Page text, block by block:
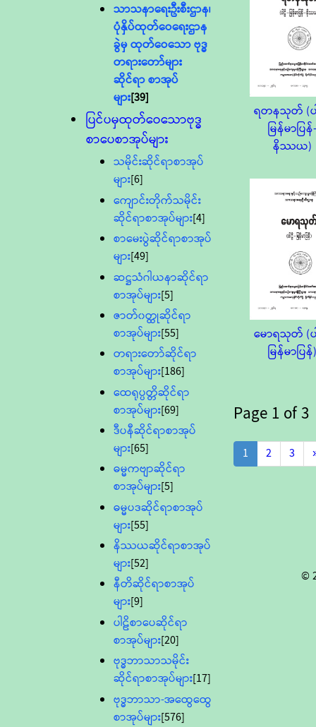
သာသနာရေးဦးစီးဌာန၊
ပုံနှိပ်ထုတ်ဝေရေးဌာန
ခွဲမှ ထုတ်ဝေသော ဗုဒ္ဓ
တရားတော်များ
ဆိုင်ရာ စာအုပ်
များ[39]
ပြင်ပမှထုတ်ဝေသောဗုဒ္ဓ
စာပေစာအုပ်များ
သမိုင်းဆိုင်ရာစာအုပ်
များ[6]
ကျောင်းတိုက်သမိုင်း
ဆိုင်ရာစာအုပ်များ[4]
စာမေးပွဲဆိုင်ရာစာအုပ်
များ[49]
ဆဋ္ဌသံဂါယနာဆိုင်ရာ
စာအုပ်များ[5]
ဇာတ်၀တ္ထုဆိုင်ရာ
စာအုပ်များ[55]
တရားတော်ဆိုင်ရာ
စာအုပ်များ[186]
ထေရုပ္ပတ္တိဆိုင်ရာ
စာအုပ်များ[69]
ဒီပနီဆိုင်ရာစာအုပ်
များ[65]
ဓမ္မကဗျာဆိုင်ရာ
စာအုပ်များ[5]
ဓမ္မပဒဆိုင်ရာစာအုပ်
များ[55]
နိဿယဆိုင်ရာစာအုပ်
များ[52]
နီတိဆိုင်ရာစာအုပ်
များ[9]
ပါဠိစာပေဆိုင်ရာ
စာအုပ်များ[20]
ဗုဒ္ဓဘာသာသမိုင်း
ဆိုင်ရာစာအုပ်များ[17]
ဗုဒ္ဓဘာသာ-အထွေထွေ
စာအုပ်များ[576]
ရတနသုတ် (ပ
မြန်မာပြန်-
နိဿယ)
မောရသုတ် (ပ
မြန်မာပြန်)
Page1 of3
1 2 3
©